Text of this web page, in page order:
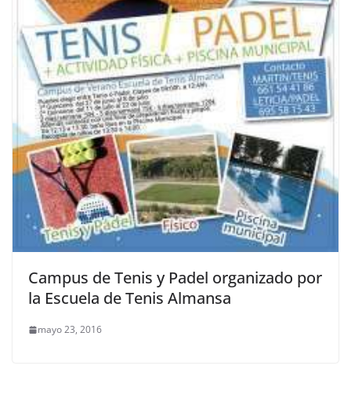
Campus de Tenis y Padel organizado por
la Escuela de Tenis Almansa
mayo 23, 2016